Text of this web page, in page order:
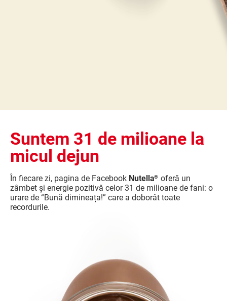
Suntem 31 de milioane la
micul dejun
În fiecare zi, pagina de Facebook Nutella® oferă un
zâmbet și energie pozitivă celor 31 de milioane de fani: o
urare de “Bună dimineața!” care a doborât toate
recordurile.